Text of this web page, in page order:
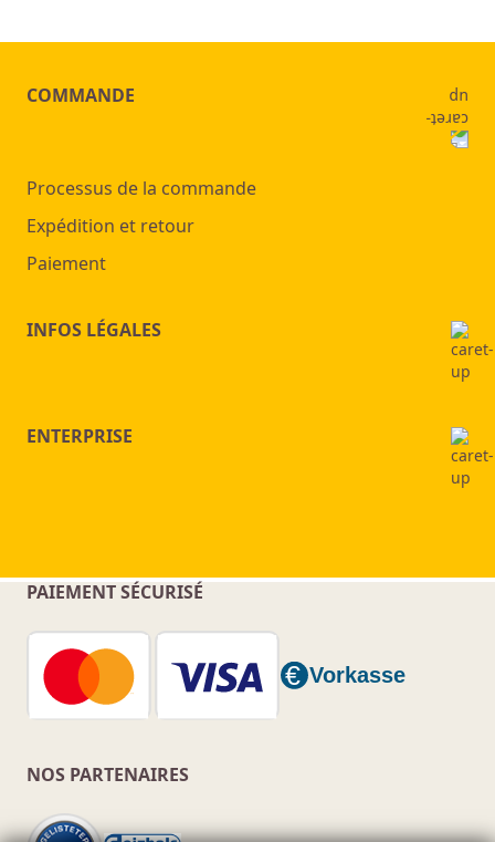
COMMANDE
Processus de la commande
Expédition et retour
Paiement
INFOS LÉGALES
ENTERPRISE
PAIEMENT SÉCURISÉ
NOS PARTENAIRES